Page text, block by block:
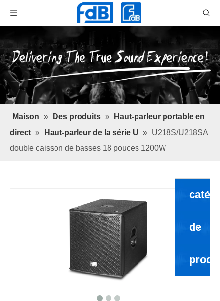
Maison » Des produits »
Haut-parleur portable en
direct » Haut-parleur de la série U » U218S/U218SA
double caisson de basses 18 pouces 1200W
de